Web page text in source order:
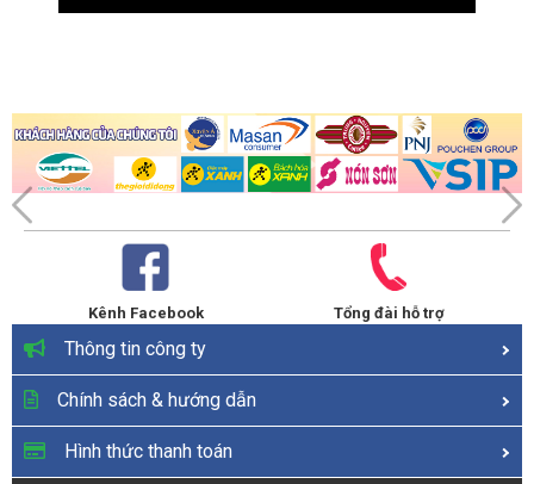
Kênh Facebook Tổng đài hỗ trợ
Thông tin công ty
Chính sách & hướng dẫn
Hình thức thanh toán